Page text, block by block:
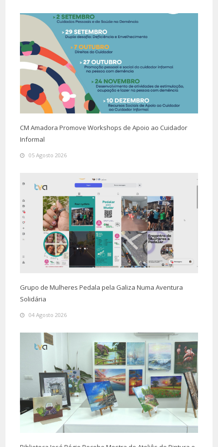
CM Amadora Promove Workshops de Apoio ao Cuidador
Informal
05 Agosto 2026
Grupo de Mulheres Pedala pela Galiza Numa Aventura
Solidária
04 Agosto 2026